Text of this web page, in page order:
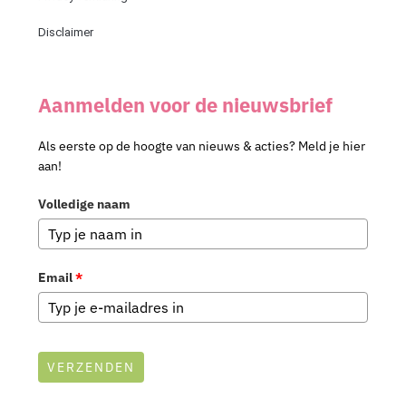
Disclaimer
Aanmelden voor de nieuwsbrief
Als eerste op de hoogte van nieuws & acties? Meld je hier
aan!
Volledige naam
Email*
VERZENDEN